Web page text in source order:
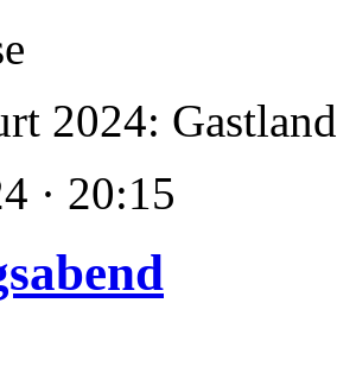
2024:
· 20:15